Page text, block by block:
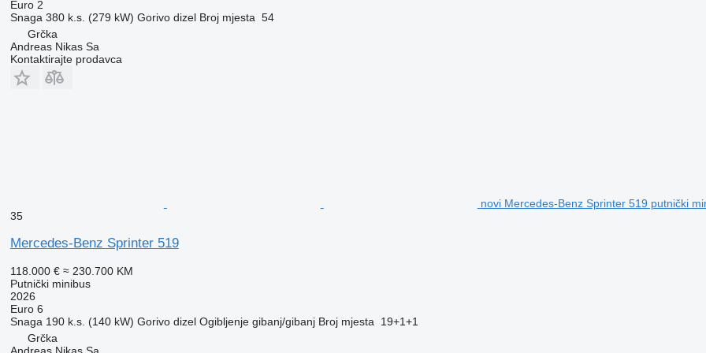
Euro 2
Snaga 380 k.s. (279 kW) Gorivo dizel Broj mjesta 54
Grčka
Andreas Nikas Sa
Kontaktirajte prodavca
novi Mercedes-Benz Sprinter 519 putnički
35
Mercedes-Benz Sprinter 519
118.000 € ≈ 230.700 KM
Putnički minibus
2026
Euro 6
Snaga 190 k.s. (140 kW) Gorivo dizel Ogibljenje gibanj/gibanj Broj mjesta
19+1+1
Grčka